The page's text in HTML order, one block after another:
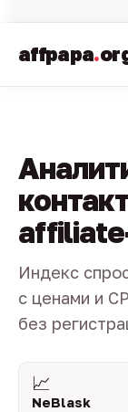
affpapa.
Индекс
с ценами и
без
📈
NeBlask